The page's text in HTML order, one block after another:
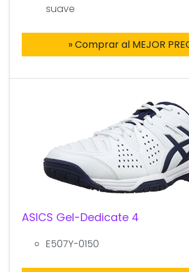
suave
» Comprar al MEJOR
ASICS Gel-Dedicate 4
E507Y-0150